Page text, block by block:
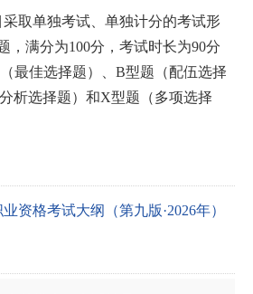
取单独考试、单独计分的考试形
，满分为100分，考试时长为90分
最佳选择题）、B型题（配伍选择
析选择题）和X型题（多项选择
资格考试大纲（第九版·2026年）